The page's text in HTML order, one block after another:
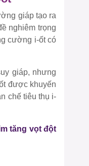
giáp tạo ra
nghiêm trọng
cường i-ốt có
giáp, nhưng
được khuyến
chế tiêu thụ i-
tăng vọt đột